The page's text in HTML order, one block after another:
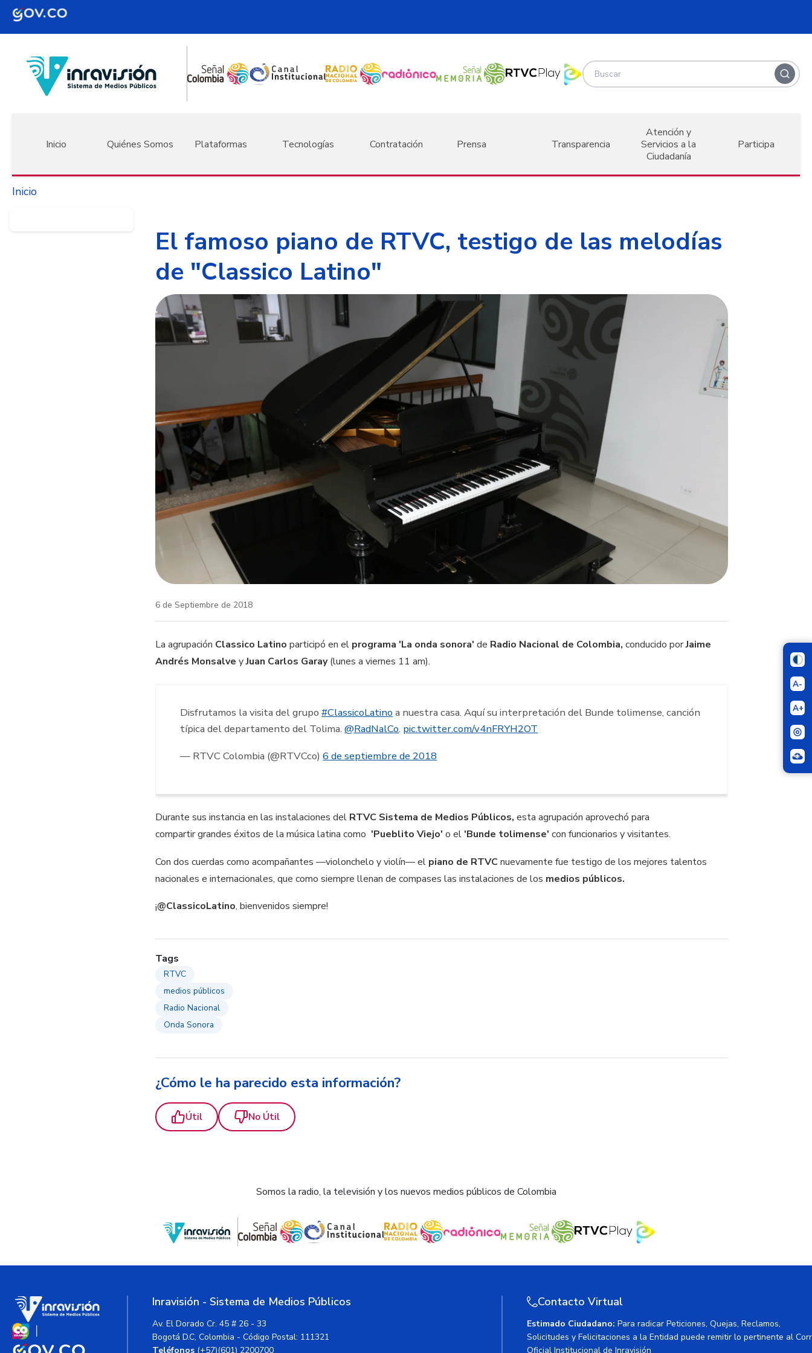
Pasar al contenido principal
Inicio Quiénes Somos Plataformas Tecnologías Contratación Prensa Transparencia
Atención y
Servicios a la
Ciudadanía
Participa
A-
A+
Inicio
El famoso piano de RTVC, testigo de las melodías
de "Classico Latino"
6 de Septiembre de 2018
La agrupación Classico Latino participó en el programa 'La onda sonora'de Radio Nacional de Colombia,conducido porJaime
Andrés MonsalveyJuan Carlos Garay(lunes a viernes 11 am).
Disfrutamos la visita del grupo#ClassicoLatino a nuestra casa. Aquí su interpretación del Bunde tolimense, canción
típica del departamento del Tolima.@RadNalCo. pic.twitter.com/v4nFRYH2OT
— RTVC Colombia (@RTVCco)6 de septiembre de 2018
Durante sus instancia en las instalaciones del RTVC Sistema de Medios Públicos, esta agrupación aprovechó para
compartir grandes éxitos de la música latina como 'Pueblito Viejo'o el'Bunde tolimense' con funcionarios y visitantes.
Con dos cuerdas como acompañantes —violonchelo y violín— el piano de RTVC nuevamente fue testigo de los mejores talentos
nacionales e internacionales, que como siempre llenan de compases las instalaciones de los medios públicos.
¡@ClassicoLatino, bienvenidos siempre!
Tags
RTVC
medios públicos
Radio Nacional
Onda Sonora
¿Cómo le ha parecido esta información?
Útil No Útil
Somos la radio, la televisión y los nuevos medios públicos de Colombia
Inravisión - Sistema de Medios Públicos
Av. El Dorado Cr. 45 # 26 - 33
Bogotá D.C, Colombia - Código Postal: 111321
Teléfonos (+57)(601) 2200700
Contacto Virtual
Estimado Ciudadano: Para radicar Peticiones, Quejas, Reclamos,
Solicitudes y Felicitaciones a la Entidad puede remitir lo pertinente al
Oficial Institucional de Inravisión